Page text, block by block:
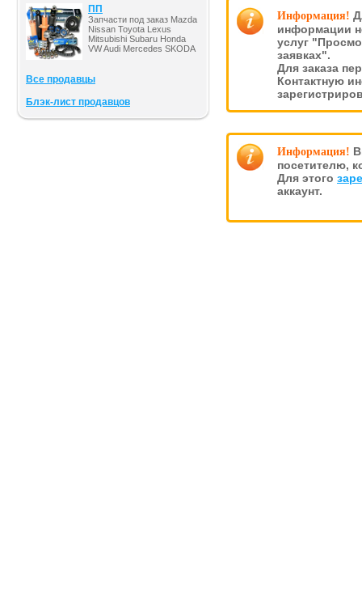
ПП
Запчасти под заказ Mazda
Nissan Toyota Lexus
Mitsubishi Subaru Honda
VW Audi Mercedes SKODA
Все продавцы
Блэк-лист продавцов
Информация!
информации
услуг
заявках".
Для заказа
Контактную
Информация!
посетителю,
Для этого
аккаунт.